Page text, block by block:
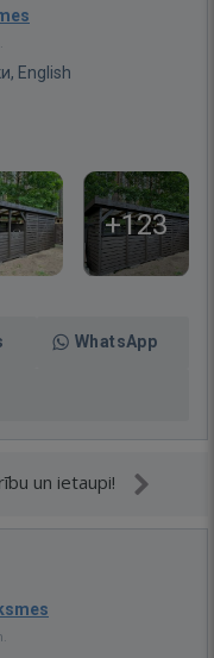
English
+123
WhatsApp
un ietaupi!